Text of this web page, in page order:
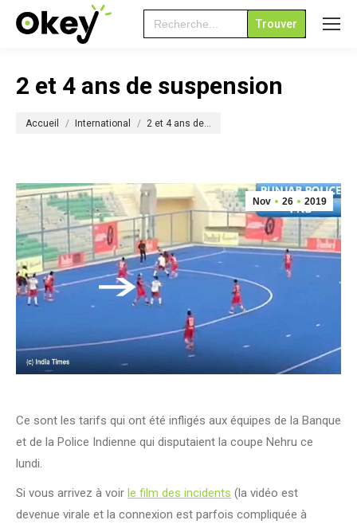
Search
for:
2 et 4 ans de suspension
Accueil International 2 et 4 ans de…
Nov 26 2019
Ce sont les tarifs qui ont été infligés aux équipes de la Banque
et de la Police Indienne qui disputaient la coupe Nehru ce
lundi.
Si vous arrivez à voir le film des incidents (la vidéo est
devenue virale et la connexion est parfois compliquée à